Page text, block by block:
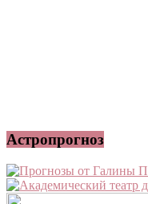
Астропрогноз